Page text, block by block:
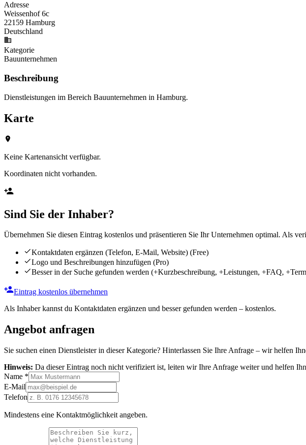
Adresse
Weissenhof 6c
22159 Hamburg
Deutschland
Kategorie
Bauunternehmen
Beschreibung
Dienstleistungen im Bereich Bauunternehmen in Hamburg.
Karte
Keine Kartenansicht verfügbar.
Koordinaten nicht vorhanden.
Sind Sie der Inhaber?
Übernehmen Sie diesen Eintrag kostenlos und präsentieren Sie Ihr Unternehmen optimal. Als
Kontaktdaten ergänzen (Telefon, E-Mail, Website) (Free)
Logo und Beschreibungen hinzufügen (Pro)
Besser in der Suche gefunden werden (+Kurzbeschreibung, +Leistungen, +FAQ,
Eintrag kostenlos übernehmen
Als Inhaber kannst du Kontaktdaten ergänzen und besser gefunden werden – kostenlos.
Angebot anfragen
Sie suchen einen Dienstleister in dieser Kategorie? Hinterlassen Sie Ihre Anfrage – wir helfen
Hinweis: Da dieser Eintrag noch nicht verifiziert ist, leiten wir Ihre Anfrage weiter und helfen
Name *
E-Mail
Telefon
Mindestens eine Kontaktmöglichkeit angeben.